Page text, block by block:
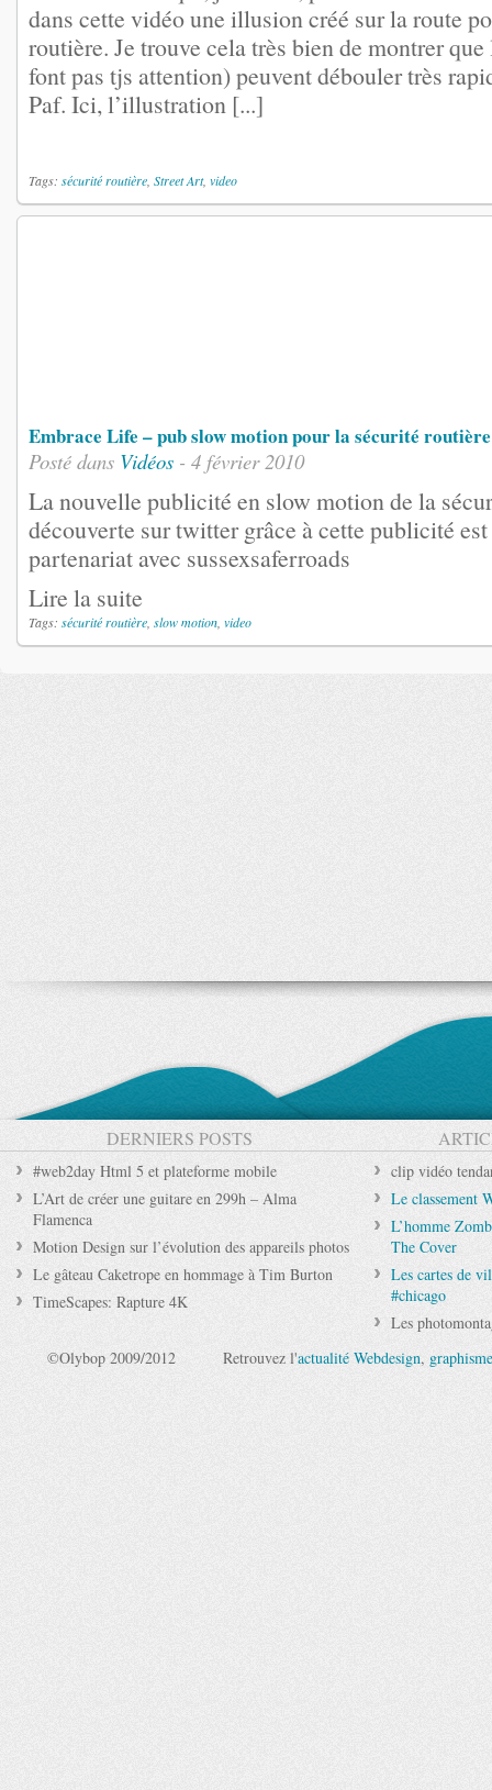
dans cette vidéo une illusion créé sur la route
routière. Je trouve cela très bien de montrer
font pas tjs attention) peuvent débouler très
Paf. Ici, l’illustration [...]
Tags: sécurité routière Street Art, video
Embrace Life – pub slow motion pour la sécurité routière
Posté dans Vidéos - 4 février 2010
La nouvelle publicité en slow motion de la
découverte sur twitter grâce à cette publicité
partenariat avec sussexsaferroads
Lire la suite
Tags: sécurité routière slow motion video
DERNIERS POSTS
#web2day Html 5 et plateforme mobile
L’Art de créer une guitare en 299h – Alma
Flamenca
Motion Design sur l’évolution des appareils photos
Le gâteau Caketrope en hommage à Tim Burton
TimeScapes: Rapture 4K
clip vidéo
Le classement
L’homme
The Cover
Les cartes de
#chicago
Les
©Olybop 2009/2012
Retrouvez l'actualité Webdesign, graphisme